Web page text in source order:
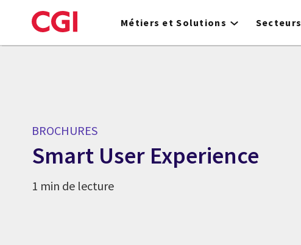
to
Métiers et Solutions Secteurs
BROCHURES
Smart User Experience
1 min de lecture